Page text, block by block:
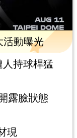
動曝光
持球桿猛
露臉狀態
現